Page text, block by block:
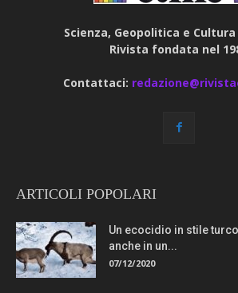
Scienza, Geopolitica e
Rivista fondata nel
Contattaci:
ARTICOLI POPOLARI
Un ecocidio in stile
anche in un...
07/12/2020